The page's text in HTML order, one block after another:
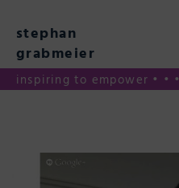
content
stephan
grabmeier
inspiring to empower • • •